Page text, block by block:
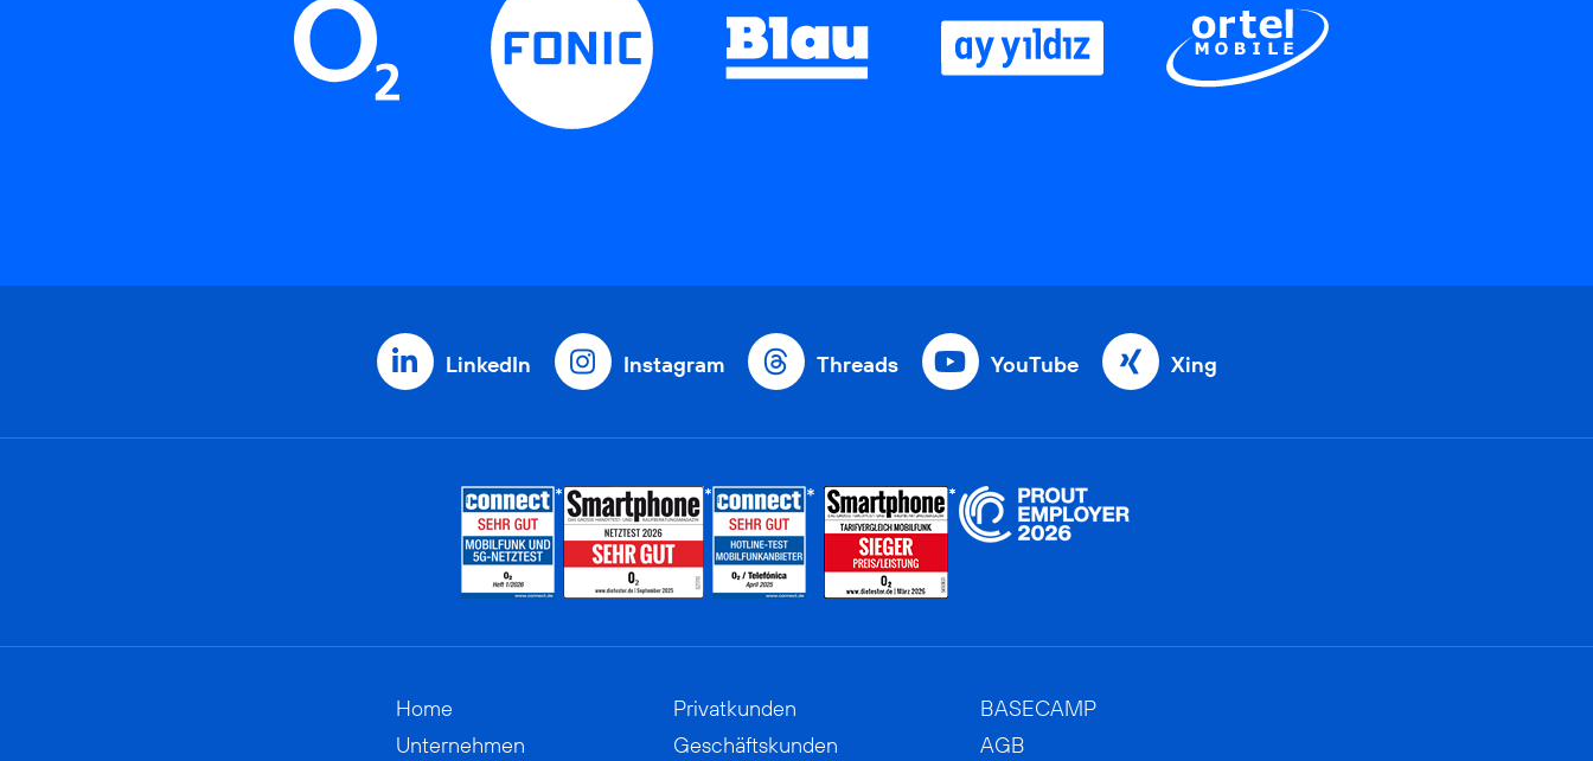
LinkedIn Instagram Threads YouTube Xing
Home
Unternehmen
Privatkunden
Geschäftskunden
BASECAMP
AGB